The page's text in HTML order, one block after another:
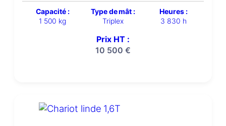
Capacité :
1 500 kg
Type de mât :
Triplex
Heures :
3 830 h
Prix HT :
10 500 €